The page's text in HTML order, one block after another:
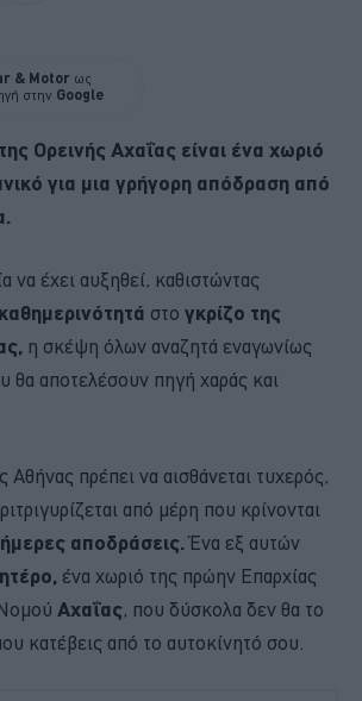
& Motor ως
στην Google
Ορεινής Αχαΐας είναι ένα χωριό
για μια γρήγορη απόδραση από
να έχει αυξηθεί, καθιστώντας
καθημερινότητά στο γκρίζο της
η σκέψη όλων αναζητά εναγωνίως
θα αποτελέσουν πηγή χαράς και
Αθήνας πρέπει να αισθάνεται τυχερός,
από μέρη που κρίνονται
αποδράσεις.Ένα εξ αυτών
ένα χωριό της πρώην Επαρχίας
Αχαΐας, που δύσκολα δεν θα το
κατέβεις από το αυτοκίνητό σου.